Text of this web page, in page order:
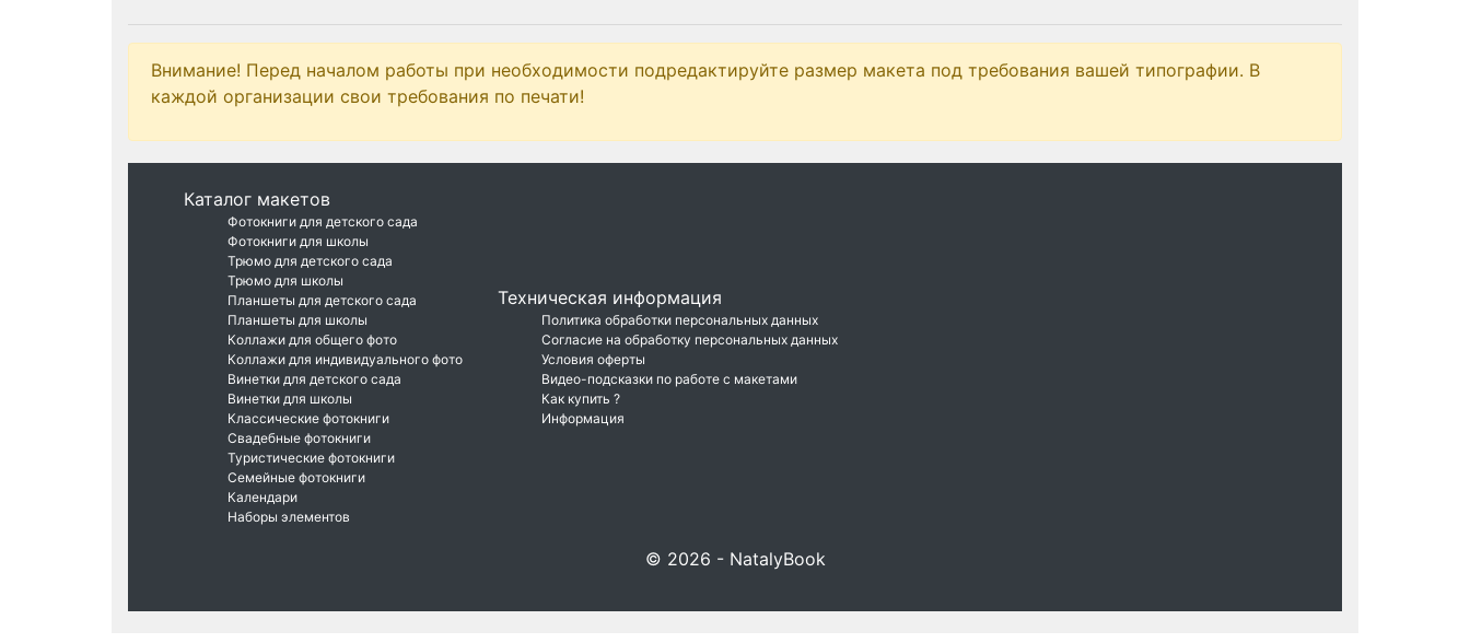
Внимание! Перед началом работы при необходимости подредактируйте размер макета под требования вашей типографии. В
каждой организации свои требования по печати!
Каталог макетов
Фотокниги для детского сада
Фотокниги для школы
Трюмо для детского сада
Трюмо для школы
Планшеты для детского сада
Планшеты для школы
Коллажи для общего фото
Коллажи для индивидуального фото
Винетки для детского сада
Винетки для школы
Классические фотокниги
Свадебные фотокниги
Туристические фотокниги
Семейные фотокниги
Календари
Наборы элементов
Техническая информация
Политика обработки персональных данных
Согласие на обработку персональных данных
Условия оферты
Видео-подсказки по работе с макетами
Как купить ?
Информация
© 2026 - NatalyBook